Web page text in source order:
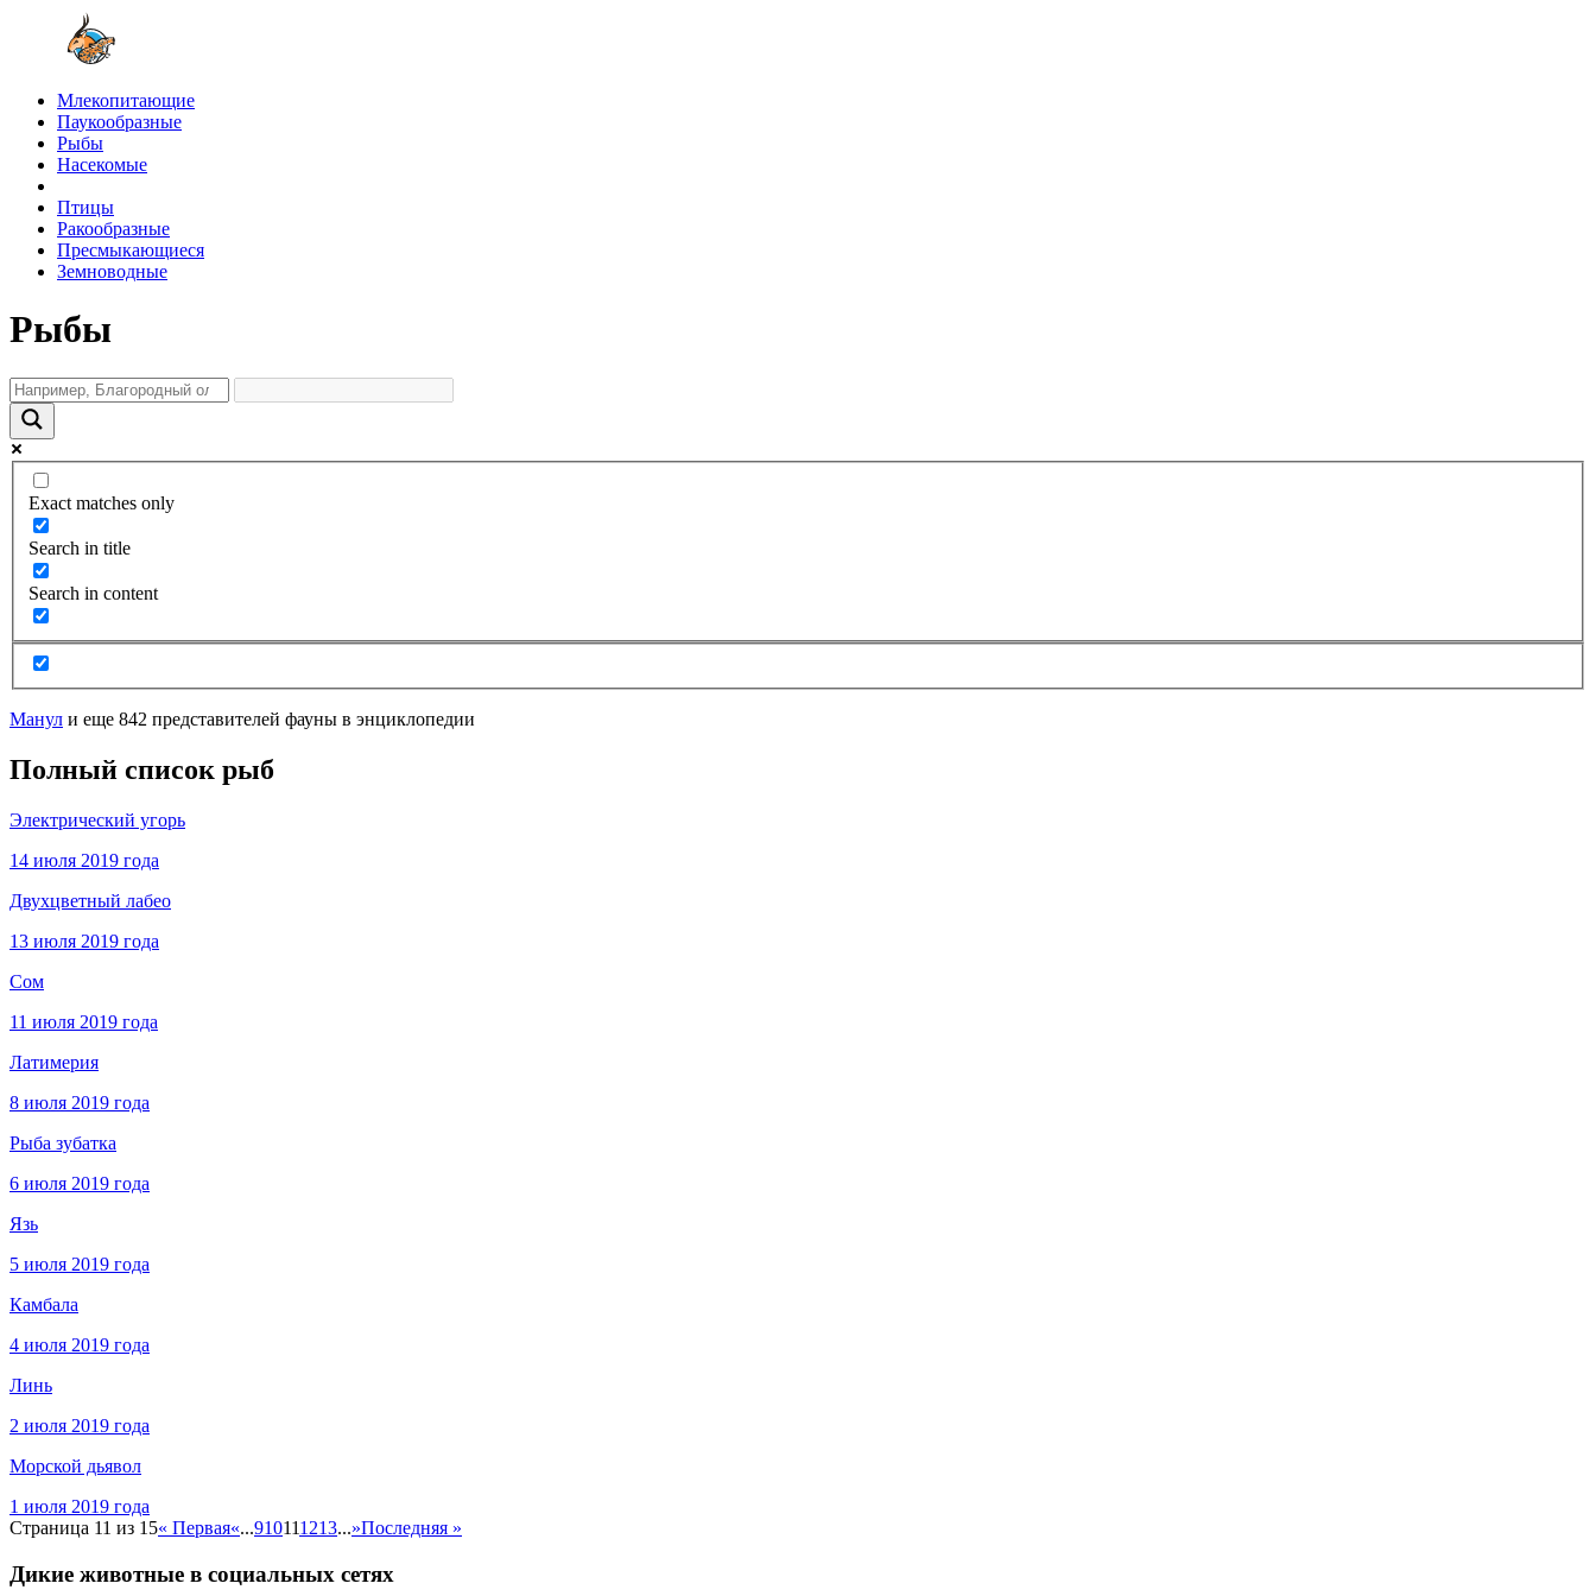
Млекопитающие
Паукообразные
Рыбы
Насекомые
Птицы
Ракообразные
Пресмыкающиеся
Земноводные
Рыбы
Exact matches only
Search in title
Search in content
Манул и еще 842 представителей фауны в энциклопедии
Полный список рыб
Электрический угорь
14 июля 2019 года
Двухцветный лабео
13 июля 2019 года
Сом
11 июля 2019 года
Латимерия
8 июля 2019 года
Рыба зубатка
6 июля 2019 года
Язь
5 июля 2019 года
Камбала
4 июля 2019 года
Линь
2 июля 2019 года
Морской дьявол
1 июля 2019 года
Страница 11 из 15« Первая«...910111213...»Последняя »
Дикие животные в социальных сетях